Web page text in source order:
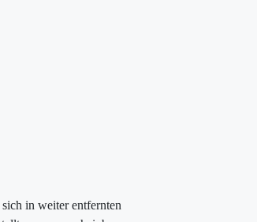
in weiter entfernten